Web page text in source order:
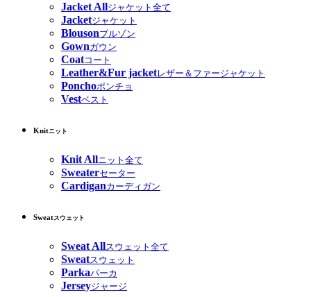
Jacket Allジャケット全て
Jacketジャケット
Blousonブルゾン
Gownガウン
Coatコート
Leather&Fur jacketレザー＆ファージャケット
Ponchoポンチョ
Vestベスト
Knitニット
Knit Allニット全て
Sweaterセーター
Cardiganカーディガン
Sweatスウェット
Sweat Allスウェット全て
Sweatスウェット
Parkaパーカ
Jerseyジャージ